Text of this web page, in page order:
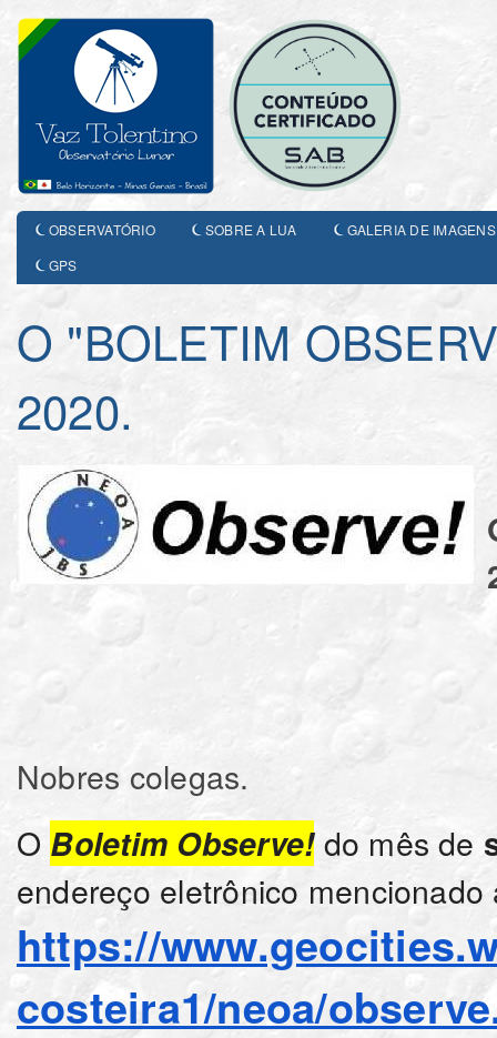
OBSERVATÓRIO SOBRE A LUA
GALERIA DE IMAGENS
GPS
O "BOLETIM
2020.
Nobres colegas.
O Boletim Observe!do mês de
endereço eletrônico mencionado
https://
costeira1/neoa/